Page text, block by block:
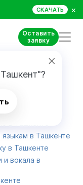
СКАЧАТЬ ×
Оставить
заявку
в Ташкенте
в Ташкенте
в Ташкенте
в Ташкенте
и вокала в